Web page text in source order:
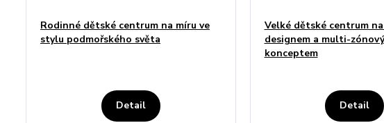
Rodinné dětské centrum na míru ve
stylu podmořského světa
Detail
Velké dětské centrum
designem a multi-
konceptem
Detail